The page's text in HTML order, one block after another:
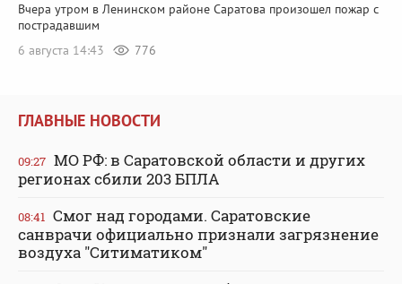
Вчера утром в Ленинском районе Саратова произошел пожар с
пострадавшим
6 августа 14:43
776
ГЛАВНЫЕ НОВОСТИ
09:27 МО РФ: в Саратовской области и других
регионах сбили 203 БПЛА
08:41 Смог над городами. Саратовские
санврачи официально признали загрязнение
воздуха "Ситиматиком"